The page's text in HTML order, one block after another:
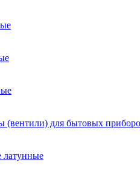
(вентили) для бытовых
латунные